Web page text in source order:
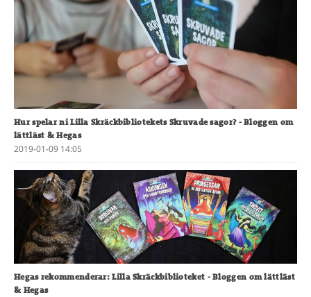
Hur spelar ni Lilla Skräckbibliotekets Skruvade sagor?- Bloggen om
lättläst & Hegas
2019-01-09 14:05
Hegas rekommenderar: Lilla Skräckbiblioteket - Bloggen om lättläst
& Hegas